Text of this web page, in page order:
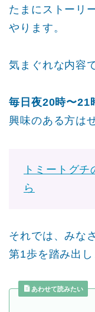
たまにストーリ
やります。
気まぐれな内容
毎日夜20時〜21
興味のある方は
トミートグ
ら
それでは、みな
第1歩を踏み出し
あわせて読みたい